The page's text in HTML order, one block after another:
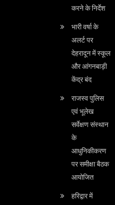
करने के निर्देश
भारी वर्षा के
अलर्ट पर
देहरादून में स्कूल
और आंगनबाड़ी
केंद्र बंद
राजस्व पुलिस
एवं भूलेख
सर्वेक्षण संस्थान
के
आधुनिकीकरण
पर समीक्षा बैठक
आयोजित
हरिद्वार में